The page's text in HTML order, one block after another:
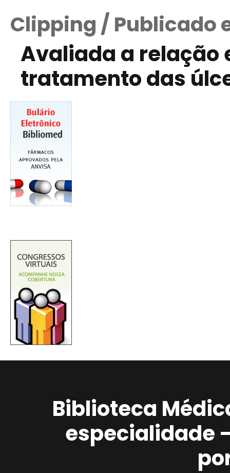
Clipping / Publicado
Avaliada a relação
tratamento das
Biblioteca
especialidade